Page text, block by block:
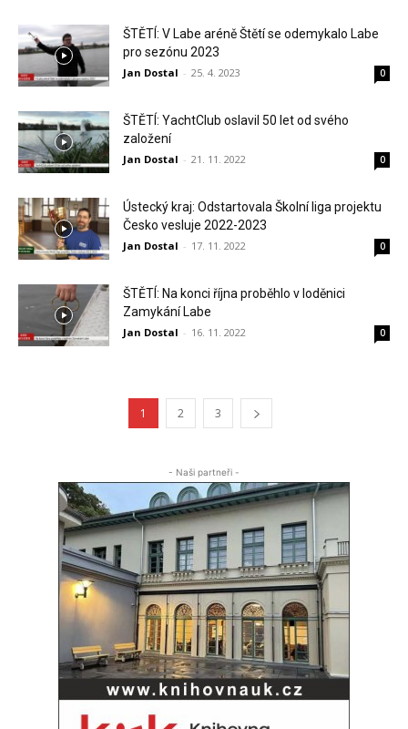
ŠTĚTÍ: V Labe aréně Štětí se odemykalo Labe
pro sezónu 2023
Jan Dostal - 25. 4. 2023 0
ŠTĚTÍ: YachtClub oslavil 50 let od svého
založení
Jan Dostal - 21. 11. 2022 0
Ústecký kraj: Odstartovala Školní liga projektu
Česko vesluje 2022-2023
Jan Dostal - 17. 11. 2022 0
ŠTĚTÍ: Na konci října proběhlo v loděnici
Zamykání Labe
Jan Dostal - 16. 11. 2022 0
1 2 3
- Naši partneři -